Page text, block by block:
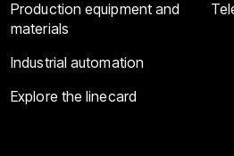
Production equipment and
materials
Industrial automation
Explore the linecard